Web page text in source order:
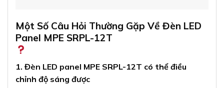
Đèn LED panel MPE SRPL-12T được thiết kế với
ánh sáng đồng đều,
không nhấp nháy, giúp giảm mệt mỏi cho mắt khi
sử dụng trong thời gian dài.
Tuy nhiên, nên tránh nhìn trực tiếp vào nguồn sáng.